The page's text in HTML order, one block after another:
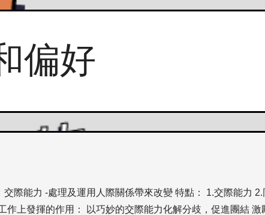
偏好
交際能力 -處理及運用人際關係帶來改變 特點： 1.交際能力 2.
作上發揮的作用： 以巧妙的交際能力化解分歧，促進團結 激